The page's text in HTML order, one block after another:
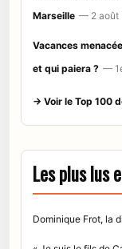
Marseille — 2 août
Vacances
et qui paiera ? —
→ Voir le Top 100
Les plus lus
Dominique Frot, la